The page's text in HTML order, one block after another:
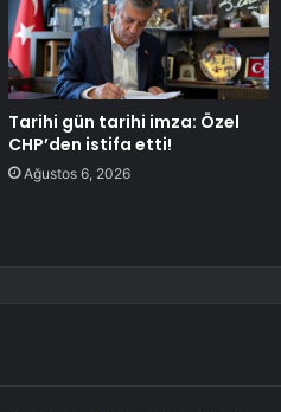
Tarihi gün tarihi imza: Özel
CHP’den istifa etti!
Ağustos 6, 2026